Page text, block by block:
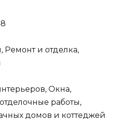
Ремонт и отделка,
Окна,
работы,
домов и коттеджей